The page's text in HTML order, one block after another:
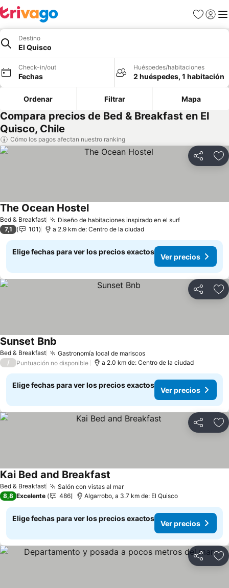
Favoritos
Iniciar
Destino
El Quisco
Check-in/out
Fechas
Huéspedes/habitaciones
2 huéspedes, 1 habitación
Ordenar Filtrar Mapa
Compara precios de Bed & Breakfast en El
Quisco, Chile
Cómo los pagos afectan nuestro ranking
Compartir
Bed & Breakfast Diseño de habitaciones inspirado en el surf
The Ocean Hostel
7,1 101 a 2.9 km de: Centro de la ciudad
Elige fechas para ver los precios exactos
Ver precios
Compartir
Bed & Breakfast Gastronomía local de mariscos
Sunset Bnb
/ Puntuación no disponible a 2.0 km de: Centro de la ciudad
Elige fechas para ver los precios exactos
Ver precios
Compartir
Bed & Breakfast Salón con vistas al mar
Kai Bed and Breakfast
8,8 Excelente 486 Algarrobo, a 3.7 km de: El Quisco
Elige fechas para ver los precios exactos
Ver precios
Compartir